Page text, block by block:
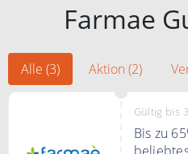
Farmae
Alle (3) Aktion (2)
Gültig bis
Bis zu